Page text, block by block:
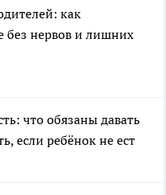
как
без нервов и лишних
что обязаны давать
если ребёнок не ест